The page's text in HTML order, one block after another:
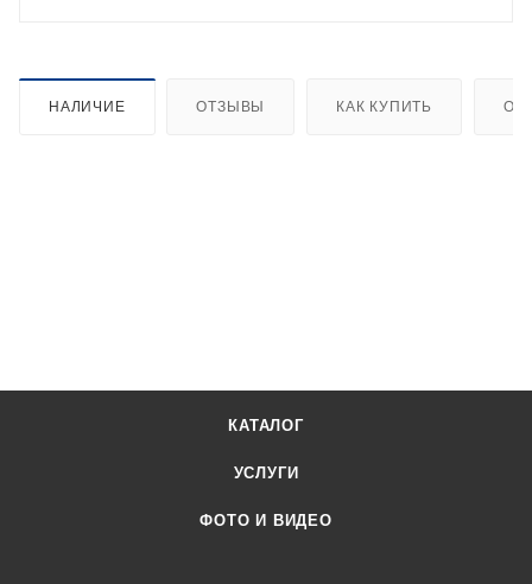
НАЛИЧИЕ ОТЗЫВЫ КАК КУПИТЬ
КАТАЛОГ
УСЛУГИ
ФОТО И ВИДЕО